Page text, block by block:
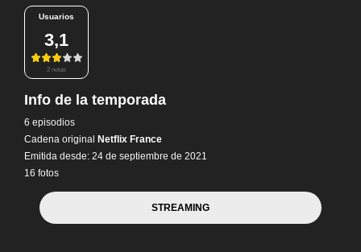
Usuarios
3,1
2 notas
Info de la temporada
6 episodios
Cadena original Netflix France
Emitida desde: 24 de septiembre de 2021
16 fotos
STREAMING